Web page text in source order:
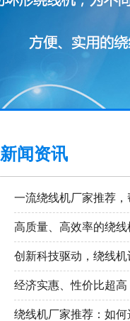
新闻资讯
一流绕线机厂家推荐
高质量、高效率的绕
创新科技驱动，绕线
经济实惠、性价比超
绕线机厂家推荐：如